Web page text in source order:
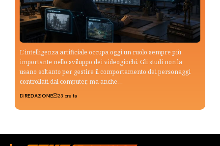
L'intelligenza artificiale occupa oggi un ruolo sempre più
importante nello sviluppo dei videogiochi. Gli studi non la
usano soltanto per gestire il comportamento dei personaggi
controllati dal computer, ma anche…
DiREDAZIONE 23 ore fa